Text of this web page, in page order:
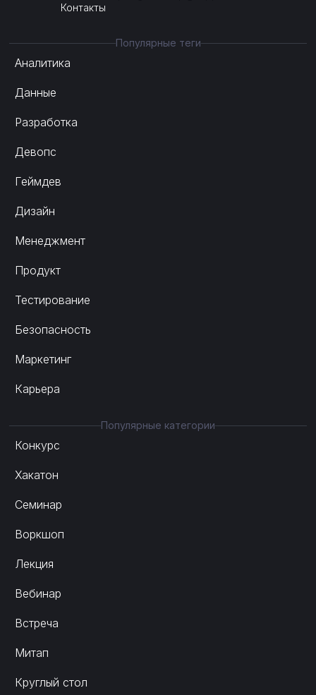
Контакты
Популярные теги
Аналитика
Данные
Разработка
Девопс
Геймдев
Дизайн
Менеджмент
Продукт
Тестирование
Безопасность
Маркетинг
Карьера
Популярные категории
Конкурс
Хакатон
Семинар
Воркшоп
Лекция
Вебинар
Встреча
Митап
Круглый стол